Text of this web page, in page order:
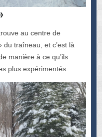
au centre de
du traîneau, et c’est là
manière à ce qu’ils
plus expérimentés.